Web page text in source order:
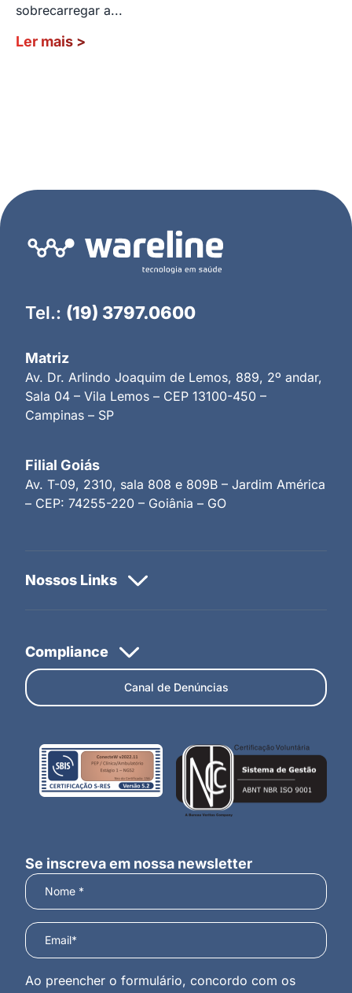
sobrecarregar a...
Ler mais >
Tel.: (19) 3797.0600
Matriz
Av. Dr. Arlindo Joaquim de Lemos, 889, 2º andar,
Sala 04 – Vila Lemos – CEP 13100-450 –
Campinas – SP
Filial Goiás
Av. T-09, 2310, sala 808 e 809B – Jardim América
– CEP: 74255-220 – Goiânia – GO
Canal de Denúncias
Se inscreva em nossa newsletter
Ao preencher o formulário, concordo com os